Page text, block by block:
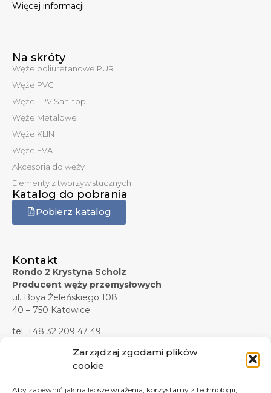
Zarządzaj zgodami plików
cookie
Aby zapewnić jak najlepsze wrażenia, korzystamy z technologii,
Więcej informacji
Na skróty
Węże poliuretanowe PUR
Węże PVC
Węże TPV San-top
Węże Metalowe
Węże KLIN
Węże EVA
Akcesoria do węży
Elementy z tworzyw stucznych
Katalog do pobrania
Pobierz katalog
Kontakt
Rondo 2 Krystyna Scholz
Producent węży przemysłowych
ul. Boya Żeleńskiego 108
40 – 750 Katowice
tel. +48 32 209 47 49
tel. kom. +48 607 619 281
tel./faks +48 32 209 47 37